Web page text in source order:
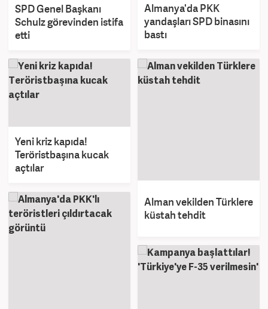
SPD Genel Başkanı
Schulz görevinden istifa
etti
Almanya'da PKK
yandaşları SPD binasını
bastı
Yeni kriz kapıda!
Teröristbaşına kucak
açtılar
Alman vekilden Türklere
küstah tehdit